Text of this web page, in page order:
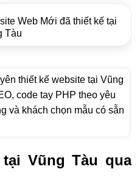
Web Mới đã thiết kế tại
Tàu
thiết kế website tại Vũng
code tay PHP theo yêu
và khách chọn mẫu có sẵn
Vũng Tàu qua